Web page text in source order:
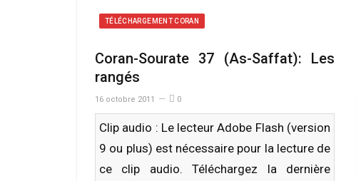
TÉLÉCHARGEMENT CORAN
Coran-Sourate 37 (As-Saffat): Les
rangés
16 octobre 2011 0
Clip audio : Le lecteur Adobe Flash (version
9 ou plus) est nécessaire pour la lecture de
ce clip audio. Téléchargez la dernière